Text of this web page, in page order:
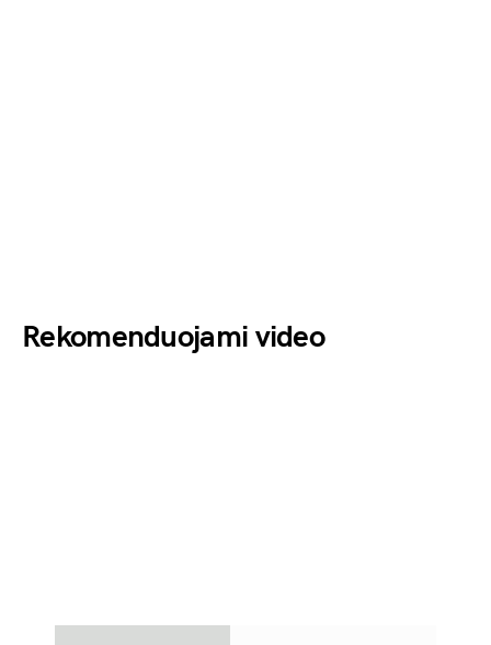
Rekomenduojami video